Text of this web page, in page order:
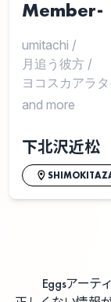
Member-
umitachi /
月追う彼方 /
ヨコスカアラ
and more
下北沢近松
Eggsアーテ